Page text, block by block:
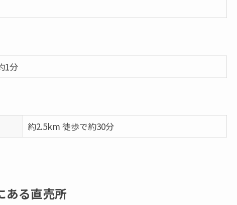
1分
約2.5km 徒歩で約30分
ある直売所